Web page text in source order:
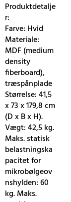
Produktdetalje
r:
Farve: Hvid
Materiale:
MDF (medium
density
fiberboard),
træspånplade
Størrelse: 41,5
x 73 x 179,8 cm
(D x B x H).
Vægt: 42,5 kg.
Maks. statisk
belastningska
pacitet for
mikrobølgeov
nshylden: 60
kg. Maks.